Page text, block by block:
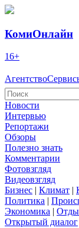
КомиОнлайн
16+
Агентство
Новости
Интервью
Репортажи
Обзоры
Полезно знать
Комментарии
Фотовзгляд
Видеовзгляд
Бизнес | Климат |
Политика |
Экономика |
Открытый диалог